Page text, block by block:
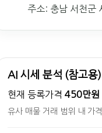
주소: 충남 서천군
AI 시세 분석 (참고용)
현재 등록가격 450만원
유사 매물 거래 범위 내 가